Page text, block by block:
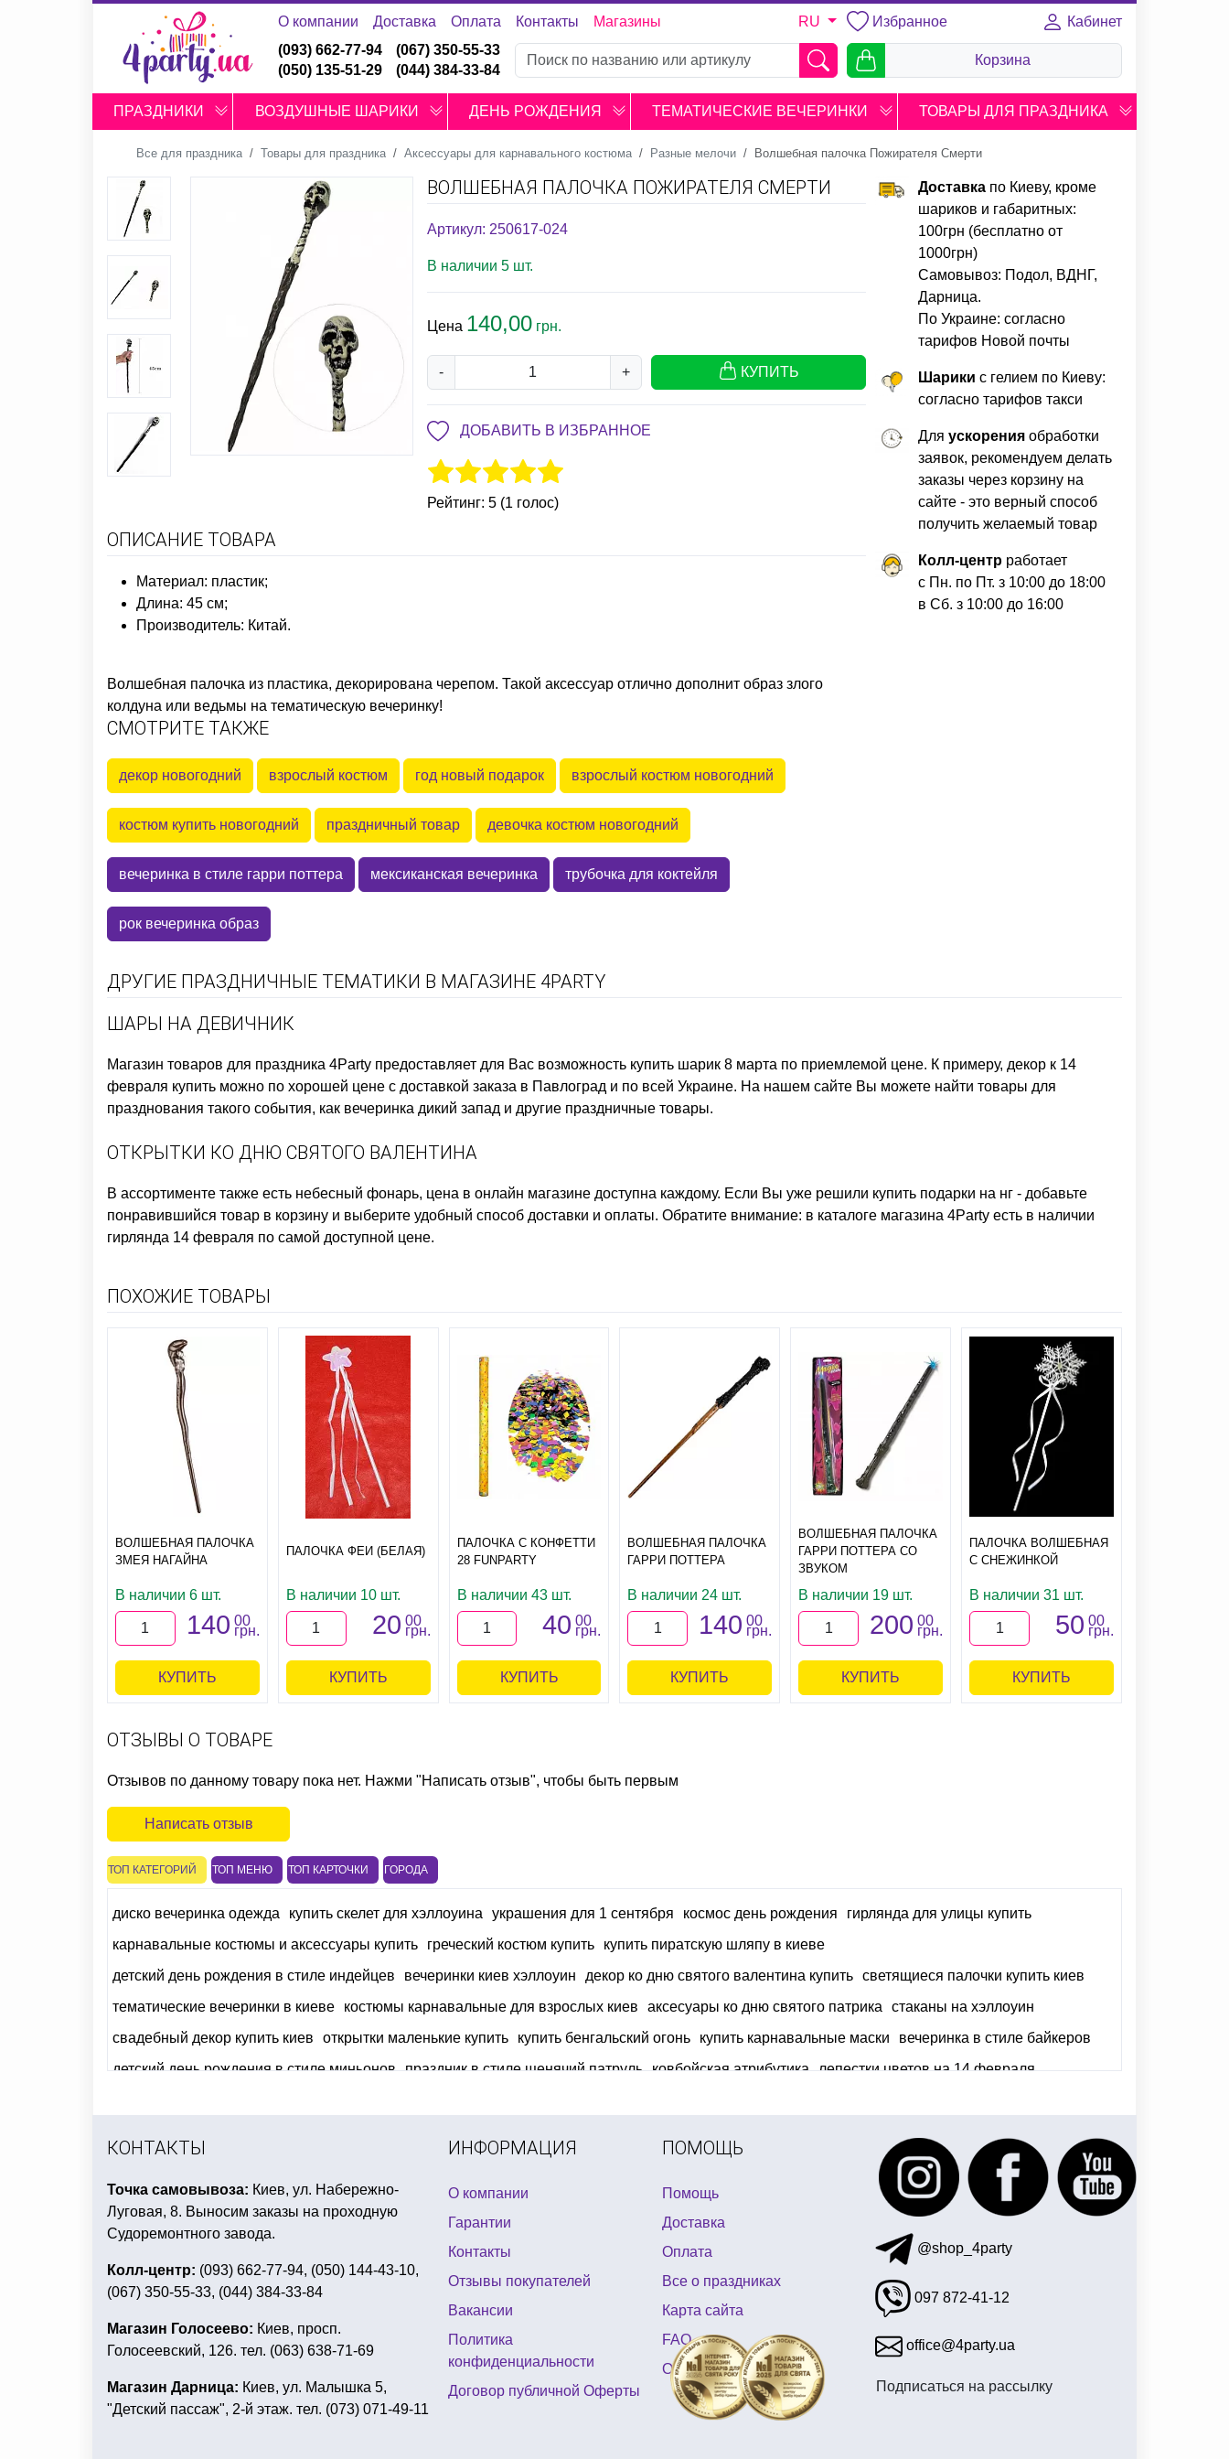
О компании Доставка Оплата Контакты Магазины RU Избранное
Кабинет
(093) 662-77-94
(050) 135-51-29
(067) 350-55-33
(044) 384-33-84
Корзина
ПРАЗДНИКИ ВОЗДУШНЫЕ ШАРИКИ ДЕНЬ РОЖДЕНИЯ ТЕМАТИЧЕСКИЕ ВЕЧЕРИНКИ ТОВАРЫ ДЛЯ ПРАЗДНИКА
Все для праздника Товары для праздника Аксессуары для карнавального костюма Разные мелочи Волшебная палочка Пожирателя Смерти
ВОЛШЕБНАЯ ПАЛОЧКА ПОЖИРАТЕЛЯ СМЕРТИ
Артикул: 250617-024
В наличии 5 шт.
Цена 140,00 грн.
- + КУПИТЬ
ДОБАВИТЬ В ИЗБРАННОЕ
Рейтинг: 5 (1 голос)
ОПИСАНИЕ ТОВАРА
Материал: пластик;
Длина: 45 см;
Производитель: Китай.
Волшебная палочка из пластика, декорирована черепом. Такой аксессуар отлично дополнит образ злого
колдуна или ведьмы на тематическую вечеринку!
СМОТРИТЕ ТАКЖЕ
декор новогодний взрослый костюм год новый подарок взрослый костюм новогодний
костюм купить новогодний праздничный товар девочка костюм новогодний
вечеринка в стиле гарри поттера мексиканская вечеринка трубочка для коктейля
рок вечеринка образ
Доставкапо Киеву, кроме
шариков и габаритных:
100грн (бесплатно от
1000грн)
Самовывоз: Подол, ВДНГ,
Дарница.
По Украине: согласно
тарифов Новой почты
Шарики с гелием по Киеву:
согласно тарифов такси
Для ускоренияобработки
заявок, рекомендуем делать
заказы через корзину на
сайте - это верный способ
получить желаемый товар
Колл-центрработает
с Пн. по Пт. з 10:00 до 18:00
в Сб. з 10:00 до 16:00
ДРУГИЕ ПРАЗДНИЧНЫЕ ТЕМАТИКИ В МАГАЗИНЕ 4PARTY
ШАРЫ НА ДЕВИЧНИК
Магазин товаров для праздника 4Party предоставляет для Вас возможность купить шарик 8 марта по приемлемой цене. К примеру, декор к 14
февраля купить можно по хорошей цене с доставкой заказа в Павлоград и по всей Украине. На нашем сайте Вы можете найти товары для
празднования такого события, как вечеринка дикий запад и другие праздничные товары.
ОТКРЫТКИ КО ДНЮ СВЯТОГО ВАЛЕНТИНА
В ассортименте также есть небесный фонарь, цена в онлайн магазине доступна каждому. Если Вы уже решили купить подарки на нг - добавьте
понравившийся товар в корзину и выберите удобный способ доставки и оплаты. Обратите внимание: в каталоге магазина 4Party есть в наличии
гирлянда 14 февраля по самой доступной цене.
ПОХОЖИЕ ТОВАРЫ
ВОЛШЕБНАЯ ПАЛОЧКА
ЗМЕЯ НАГАЙНА
В наличии 6 шт.
140 00
грн.
КУПИТЬ
ПАЛОЧКА ФЕИ (БЕЛАЯ)
В наличии 10 шт.
20 00
грн.
КУПИТЬ
ПАЛОЧКА С КОНФЕТТИ
28 FUNPARTY
В наличии 43 шт.
40 00
грн.
КУПИТЬ
ВОЛШЕБНАЯ ПАЛОЧКА
ГАРРИ ПОТТЕРА
В наличии 24 шт.
140 00
грн.
КУПИТЬ
ВОЛШЕБНАЯ ПАЛОЧКА
ГАРРИ ПОТТЕРА СО
ЗВУКОМ
В наличии 19 шт.
200 00
грн.
КУПИТЬ
ПАЛОЧКА ВОЛШЕБНАЯ
С СНЕЖИНКОЙ
В наличии 31 шт.
50 00
грн.
КУПИТЬ
ОТЗЫВЫ О ТОВАРЕ
Отзывов по данному товару пока нет. Нажми "Написать отзыв", чтобы быть первым
Написать отзыв
ТОП КАТЕГОРИЙ ТОП МЕНЮ ТОП КАРТОЧКИ ГОРОДА
диско вечеринка одежда купить скелет для хэллоуина украшения для 1 сентября космос день рождения
гирлянда для улицы купить
карнавальные костюмы и аксессуары купить
греческий костюм купить
купить пиратскую шляпу в киеве
детский день рождения в стиле индейцев
вечеринки киев хэллоуин декор ко дню святого валентина купить светящиеся палочки купить киев
тематические вечеринки в киеве
костюмы карнавальные для взрослых киев аксесуары ко дню святого патрика
стаканы на хэллоуин
свадебный декор купить киев
открытки маленькие купить купить бенгальский огонь купить карнавальные маски
вечеринка в стиле байкеров
детский день рождения в стиле миньонов праздник в стиле щенячий патруль ковбойская атрибутика лепестки цветов на 14 февраля
КОНТАКТЫ
Точка самовывоза: Киев, ул. Набережно-
Луговая, 8. Выносим заказы на проходную
Судоремонтного завода.
Колл-центр: (093) 662-77-94, (050) 144-43-10,
(067) 350-55-33, (044) 384-33-84
Магазин Голосеево: Киев, просп.
Голосеевский, 126. тел. (063) 638-71-69
Магазин Дарница: Киев, ул. Малышка 5,
"Детский пассаж", 2-й этаж. тел. (073) 071-49-11
ИНФОРМАЦИЯ
О компании
Гарантии
Контакты
Отзывы покупателей
Вакансии
Политика
конфиденциальности
Договор публичной Оферты
ПОМОЩЬ
Помощь
Доставка
Оплата
Все о праздниках
Карта сайта
FAQ
Отзывы
@shop_4party
097 872-41-12
office@4party.ua
Подписаться на рассылку